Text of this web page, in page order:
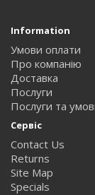
Information
Умови оплати
Про компанію
Доставка
Послуги
Послуги та
Сервіс
Contact Us
Returns
Site Map
Specials